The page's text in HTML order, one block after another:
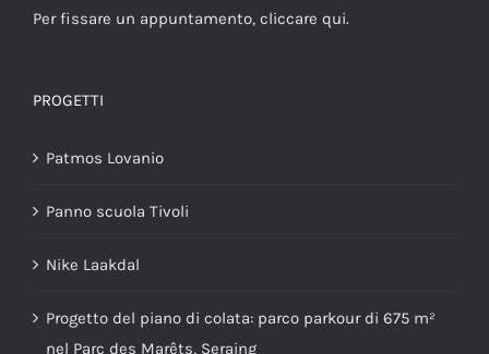
Per fissare un appuntamento, cliccare qui.
PROGETTI
Patmos Lovanio
Panno scuola Tivoli
Nike Laakdal
Progetto del piano di colata: parco parkour di 675 m²
nel Parc des Marêts, Seraing